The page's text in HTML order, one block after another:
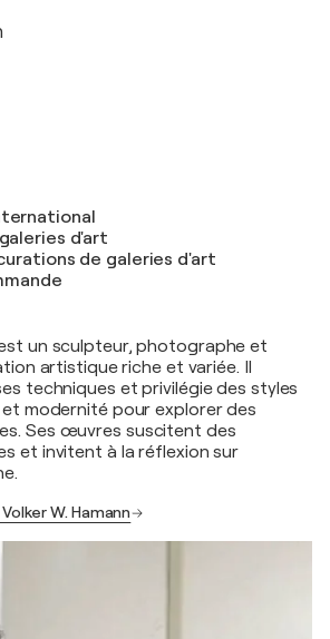
d'art
de galeries d'art
un sculpteur, photographe et
artistique riche et variée. Il
techniques et privilégie des styles
modernité pour explorer des
Ses œuvres suscitent des
et invitent à la réflexion sur
W. Hamann